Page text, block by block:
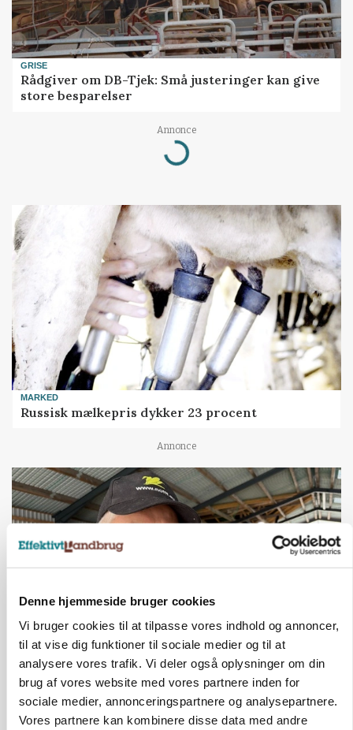
Denne hjemmeside bruger cookies
Vi bruger cookies til at tilpasse vores indhold og annoncer,
til at vise dig funktioner til sociale medier og til at
analysere vores trafik. Vi deler også oplysninger om din
brug af vores website med vores partnere inden for
sociale medier, annonceringspartnere og analysepartnere.
Vores partnere kan kombinere disse data med andre
GRISE
Rådgiver om DB-Tjek: Små justeringer kan give
store besparelser
Annonce
Loading...
MARKED
Russisk mælkepris dykker 23 procent
Annonce
POLITIK
»Nu stopper I«: Landbrugsdebattør og
protestgruppe vil demonstrere mod ny
gødskningslov